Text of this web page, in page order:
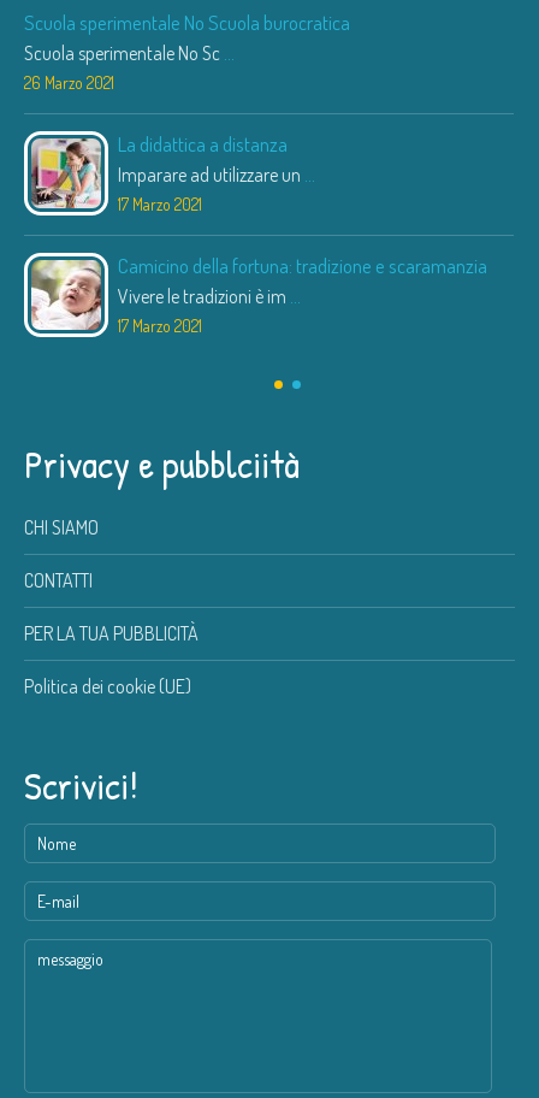
Scuola sperimentale No Scuola burocratica
Scuola sperimentale No Sc ...
26 Marzo 2021
La didattica a distanza
Imparare ad utilizzare un ...
17 Marzo 2021
Camicino della fortuna: tradizione e scaramanzia
Vivere le tradizioni è im ...
17 Marzo 2021
Privacy e pubblciità
CHI SIAMO
CONTATTI
PER LA TUA PUBBLICITÀ
Politica dei cookie (UE)
Scrivici!